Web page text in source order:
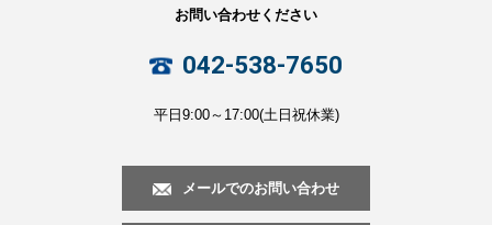
お問い合わせください
042-538-7650
平日9:00～17:00(土日祝休業)
メールでのお問い合わせ